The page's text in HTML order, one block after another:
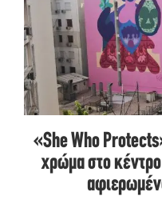
«She Who
χρώμα στο